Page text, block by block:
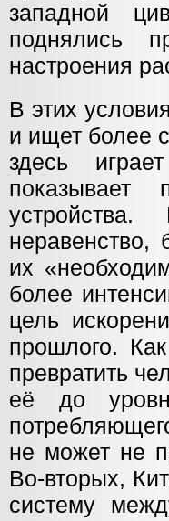
западной
поднялись
настроения
В этих
и ищет более
здесь
показывает
неравенство,
их
более
цель
прошлого.
превратить
её до
не может не
Во-вторых,
систему